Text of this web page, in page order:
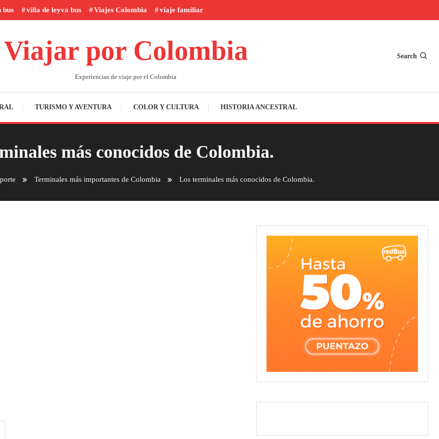
bus villa de leyva bus Viajes Colombia viaje familiar
Viajar por Colombia
Experiencias de viaje por el Colombia
Search
TURISMO Y AVENTURA COLOR Y CULTURA HISTORIA ANCESTRAL
más conocidos de Colombia.
Terminales más importantes de Colombia Los terminales más conocidos de Colombia.